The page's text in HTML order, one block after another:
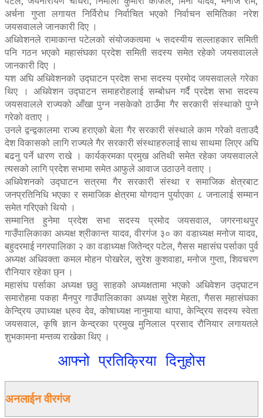
अर्चना गुप्ता लगायत निर्विरोध निर्वाचित भएको निर्वाचन समितिका नरेश
जयसवालले जानकारी दिए ।
अधिवेशनले रामाकान्त पटेलको संयोजकत्वमा ५ सदस्यीय सल्लाहकार समिती
पनि गठन भएको महासंघका प्रदेश समिती सदस्य समेत रहेको जयसवालले
जानकारी दिए ।
यश अघि अधिवेशनको उद्घाटन प्रदेश सभा सदस्य प्रमोद जयसवालले गरेका
थिए । अधिवेशन उद्घाटन समाहरोहलाई सम्बोधन गर्दै प्रदेश सभा सदस्य
जयसवालले राज्यको आँखा पुग्न नसकेको ठाउँमा गैर सरकारी संस्थाको पुग्ने
गरेको वताए ।
उनले द्वन्द्वकालमा राज्य हराएको बेला गैर सरकारी संस्थाले काम गरेको वताउदै
देश विकासको लागि राज्यले गैर सरकारी संस्थाहरुलाई साथ साथमा लिएर अघि
बढनु पर्ने धारण राखे । कार्यक्रमका प्रमुख अतिथी समेत रहेका जयसवालले
त्यसको लागि प्रदेश सभामा समेत आफुले आवाज उठाउने वताए ।
अधिवेशनको उद्घाटन सत्रमा गैर सरकारी संस्था र समाजिक क्षेत्रबाट
जनप्रतिनिधि भएका र समाजिक क्षेत्रमा योगदान पुर्याएका ८ जनालाई सम्मान
समेत गरिएको थियो ।
सम्मानित हुनेमा प्रदेश सभा सदस्य प्रमोद जयसवाल, जगरनाथपुर
गाउँपालिकाका अध्यक्ष श्रीकान्त यादव, वीरगंज ३० का वडाध्यक्ष मनोज यादव,
बहुदरमाई नगरपालिका २ का वडाध्यक्ष जितेन्द्र पटेल, गैसस महासंघ पर्साका पुर्व
अध्यक्ष अधिवक्ता कमल मोहन पोखरेल, सुरेश कुशवाहा, मनोज गुप्ता, शिवचरण
रौनियार रहेका छ्न ।
महासंघ पर्साका अध्यक्ष छठु साहको अध्यक्षतामा भएको अधिवेशन उद्घाटन
समारोहमा पकहा मैनपुर गाउँपालिकाका अध्यक्ष सुरेश मेहता, गैसस महासंघका
केन्द्रिय उपाध्यक्ष ध्रुव देव, कोषाध्यक्ष नानुमाया थापा, केन्द्रिय सदस्य स्वेता
जयसवाल, कृषि ज्ञान केन्द्रका प्रमुख मुनिलाल प्रसाद रौनियार लगायतले
शुभकामना मन्तव्य राखेका थिए ।
आफ्नो प्रतिक्रिया दिनुहोस
अनलाईन वीरगंज